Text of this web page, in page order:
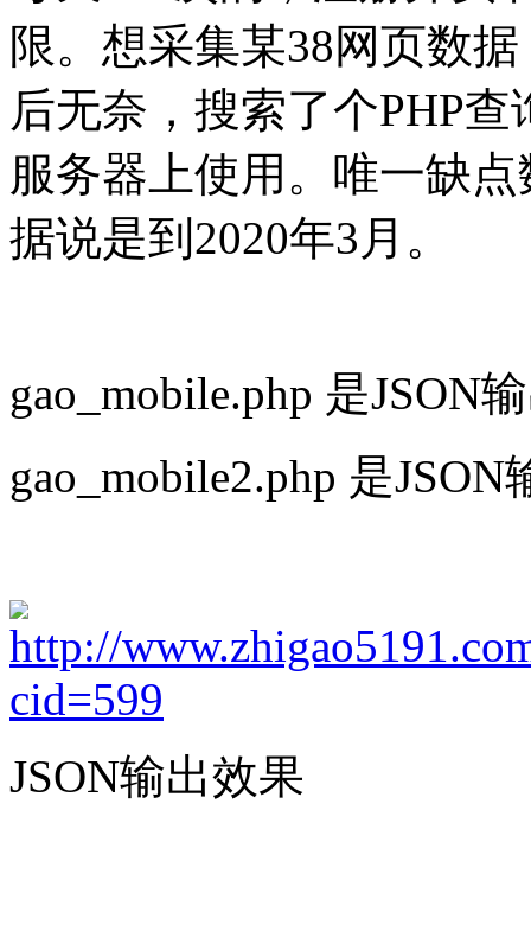
限。想采集某38网页数
后无奈，搜索了个PHP
服务器上使用。唯一缺
据说是到2020年3月。
gao_mobile.php 是JSON
gao_mobile2.php 是JSON
JSON输出效果